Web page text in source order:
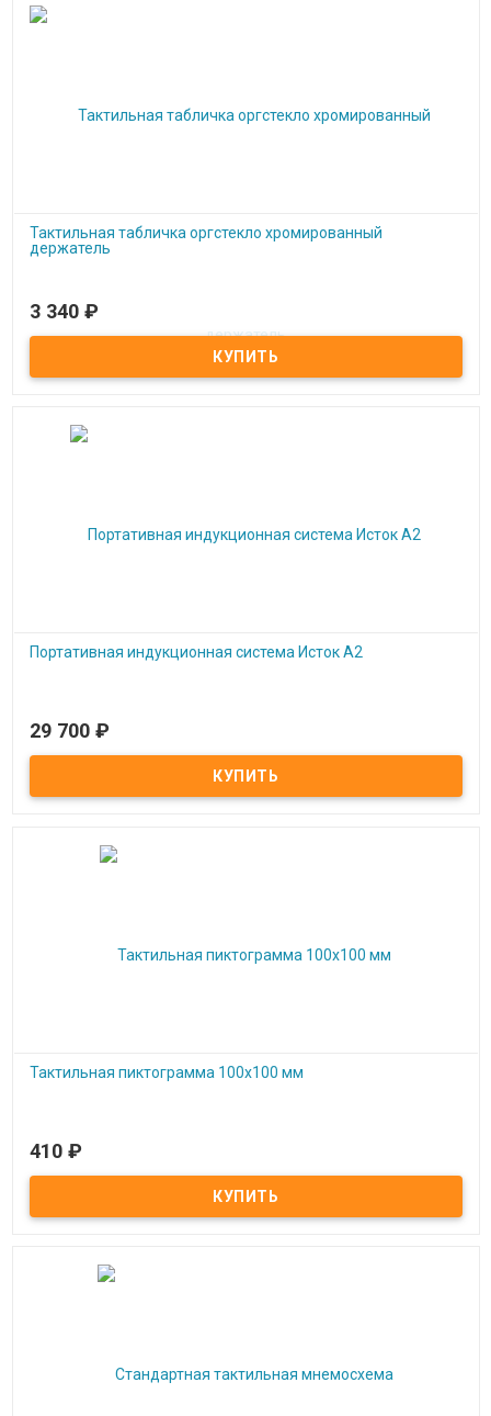
Тактильная табличка оргстекло хромированный
держатель
Под заказ
Тактильная табличка оргстекло хромированный держатель
3 340 ₽
Портативная индукционная система Исток А2
Под заказ
Портативная индукционная система Исток А2
29 700 ₽
Тактильная пиктограмма 100x100 мм
Под заказ
Тактильная пиктограмма 100x100 мм
410 ₽